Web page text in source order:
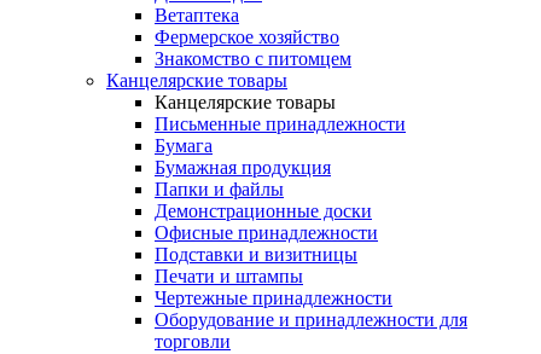
Ветаптека
Фермерское хозяйство
Знакомство с питомцем
Канцелярские товары
Канцелярские товары
Письменные принадлежности
Бумага
Бумажная продукция
Папки и файлы
Демонстрационные доски
Офисные принадлежности
Подставки и визитницы
Печати и штампы
Чертежные принадлежности
Оборудование и принадлежности для
торговли